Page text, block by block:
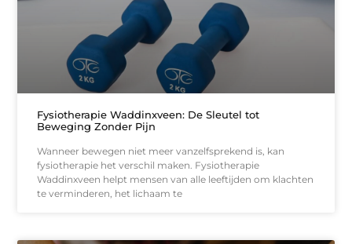
Fysiotherapie Waddinxveen: De Sleutel tot
Beweging Zonder Pijn
Wanneer bewegen niet meer vanzelfsprekend is, kan
fysiotherapie het verschil maken. Fysiotherapie
Waddinxveen helpt mensen van alle leeftijden om klachten
te verminderen, het lichaam te